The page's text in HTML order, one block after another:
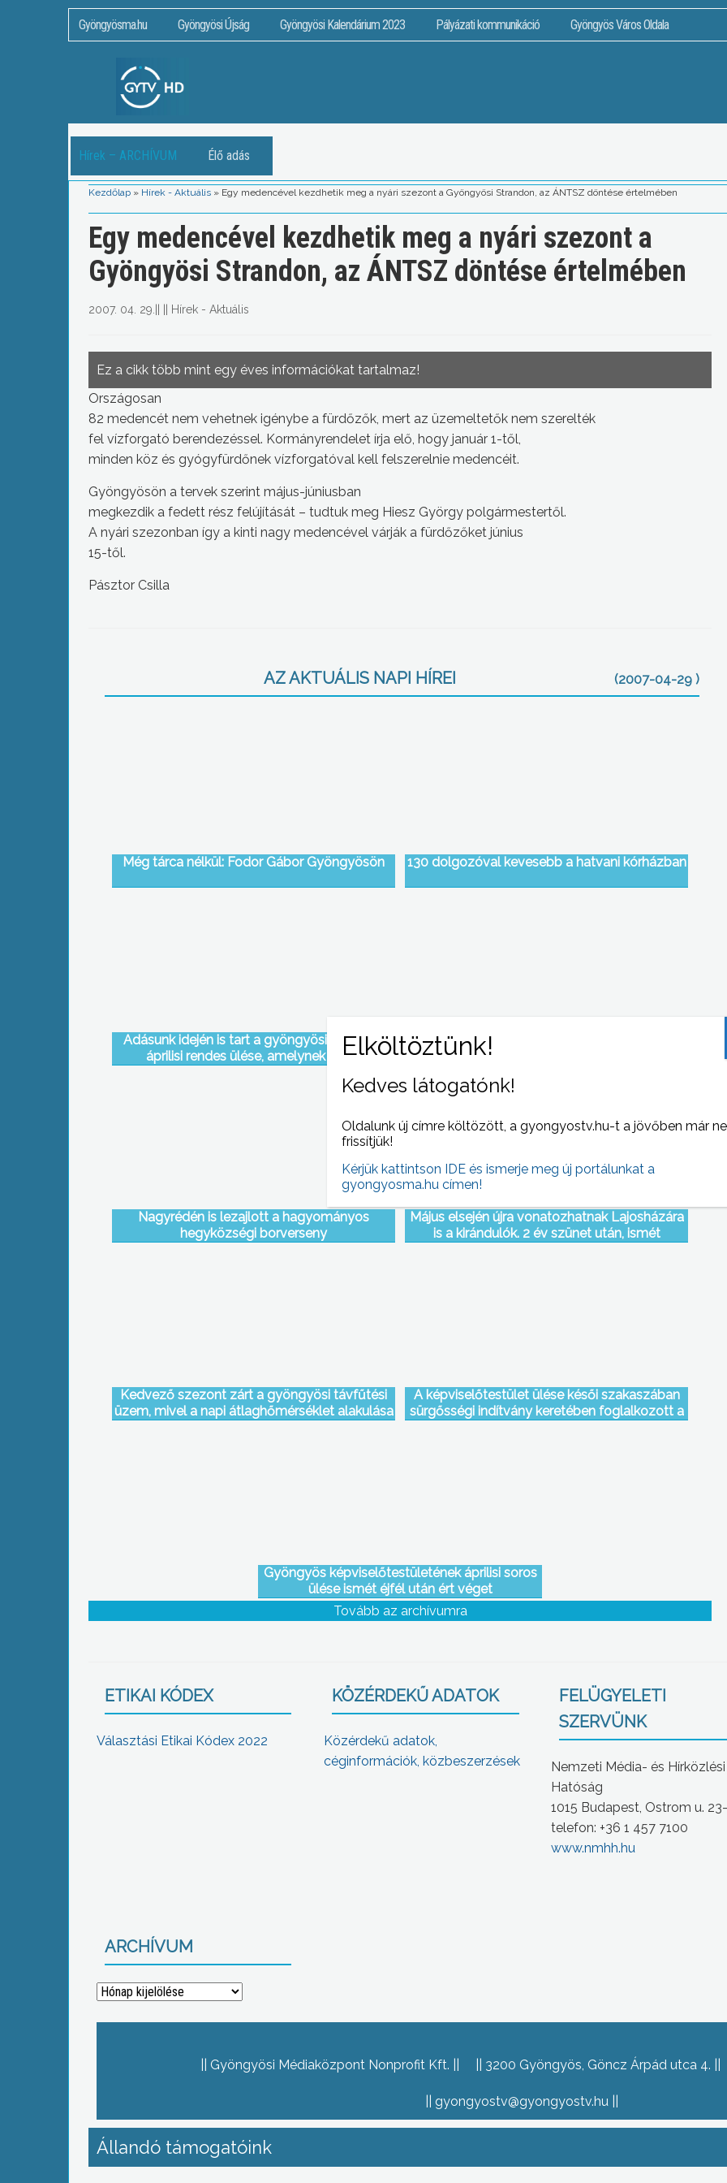
Gyöngyösma.hu Gyöngyösi Újság Gyöngyösi Kalendárium 2023 Pályázati kommunikáció Gyöngyös Város Oldala
Hírek – ARCHÍVUM Élő adás
Kezdőlap » Hírek - Aktuális » Egy medencével kezdhetik meg a nyári szezont a Gyöngyösi Strandon, az ÁNTSZ döntése értelmében
Egy medencével kezdhetik meg a nyári szezont a
Gyöngyösi Strandon, az ÁNTSZ döntése értelmében
2007. 04. 29. Hírek - Aktuális
Ez a cikk több mint egy éves információkat tartalmaz!
Országosan
82 medencét nem vehetnek igénybe a fürdőzők, mert az üzemeltetők nem szerelték
fel vízforgató berendezéssel. Kormányrendelet írja elő, hogy január 1-től,
minden köz és gyógyfürdőnek vízforgatóval kell felszerelnie medencéit.
Gyöngyösön a tervek szerint május-júniusban
megkezdik a fedett rész felújítását – tudtuk meg Hiesz György polgármestertől.
A nyári szezonban így a kinti nagy medencével várják a fürdőzőket június
15-től.
Pásztor Csilla
AZ AKTUÁLIS NAPI HÍREI (2007-04-29 )
Még tárca nélkül: Fodor Gábor Gyöngyösön 130 dolgozóval kevesebb a hatvani kórházban
Adásunk idején is tart a gyöngyösi grémium
áprilisi rendes ülése, amelynek során
döntöttek a város következő gazdasági
Lakossági fórumot tartott tegnap a
mátrafüredi részönkormányzat aktuális
Nagyrédén is lezajlott a hagyományos
hegyközségi borverseny
Május elsején újra vonatozhatnak Lajosházára
is a kirándulók. 2 év szünet után, ismét
Kedvező szezont zárt a gyöngyösi távfűtési
üzem, mivel a napi átlaghőmérséklet alakulása
A képviselőtestület ülése késői szakaszában
sürgősségi indítvány keretében foglalkozott a
Gyöngyös képviselőtestületének áprilisi soros
ülése ismét éjfél után ért véget
Tovább az archívumra
ETIKAI KÓDEX
Választási Etikai Kódex 2022
KÖZÉRDEKŰ ADATOK
Közérdekű adatok,
céginformációk, közbeszerzések
FELÜGYELETI
SZERVÜNK
Nemzeti Média- és Hírközlési
Hatóság
1015 Budapest, Ostrom u.
telefon: +36 1 457 7100
www.nmhh.hu
ARCHÍVUM
Archívum
Gyöngyösi Médiaközpont Nonprofit Kft. 3200 Gyöngyös, Göncz Árpád utca 4.
gyongyostv@gyongyostv.hu
Állandó támogatóink
Kedves látogatónk!
Oldalunk új címre költözött, a gyongyostv.hu-t a jövőben már
frissítjük!
Kérjük kattintson IDE és ismerje meg új portálunkat a
gyongyosma.hu címen!